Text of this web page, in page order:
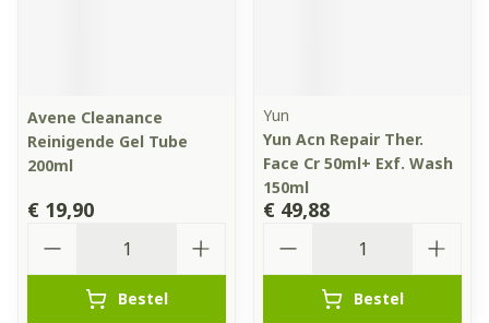
Avene Cleanance
Reinigende Gel Tube
200ml
€ 19,90
Bestel
Yun
Yun Acn Repair Ther.
Face Cr 50ml+ Exf. Wash
150ml
€ 49,88
Bestel